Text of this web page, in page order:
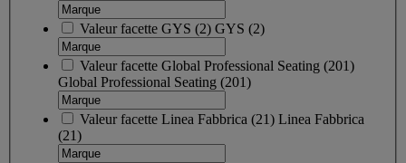
Valeur facette GYS (2) GYS (2)
Valeur facette Global Professional Seating (201)
Global Professional Seating (201)
Valeur facette Linea Fabbrica (21) Linea Fabbrica
(21)